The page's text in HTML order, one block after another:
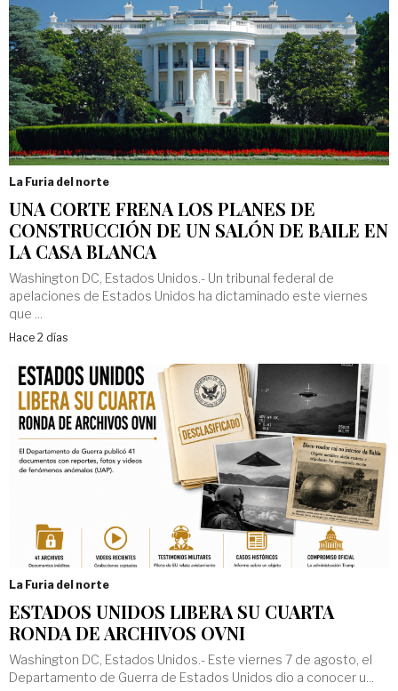
La Furia del norte
UNA CORTE FRENA LOS PLANES DE
CONSTRUCCIÓN DE UN SALÓN DE BAILE EN
LA CASA BLANCA
Washington DC, Estados Unidos.- Un tribunal federal de
apelaciones de Estados Unidos ha dictaminado este viernes
que ...
Hace 2 días
La Furia del norte
ESTADOS UNIDOS LIBERA SU CUARTA
RONDA DE ARCHIVOS OVNI
Washington DC, Estados Unidos.- Este viernes 7 de agosto, el
Departamento de Guerra de Estados Unidos dio a conocer u...